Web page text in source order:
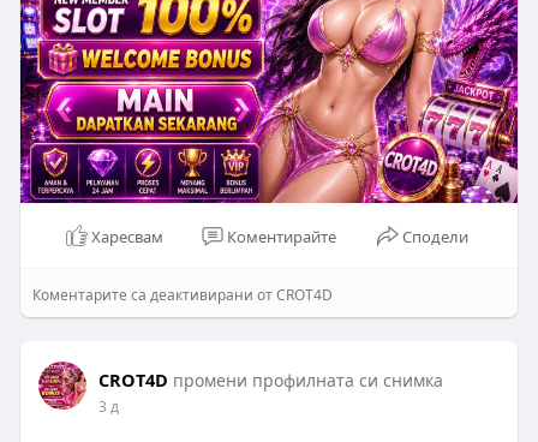
Харесвам Коментирайте Сподели
Коментарите са деактивирани от CROT4D
CROT4D промени профилната си снимка
3 д